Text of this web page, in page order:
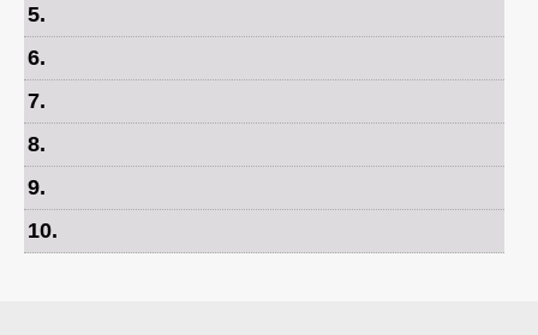
5.
6.
7.
8.
9.
10.